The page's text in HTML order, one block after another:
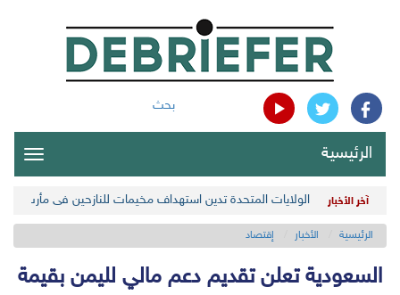
بحث
الرئيسية
آخر الأخبار الولايات المتحدة تدين استهداف مخيمات للنازحين في مأرب
الرئيسية الأخبار إقتصاد
السعودية تعلن تقديم دعم مالي لليمن بقيمة